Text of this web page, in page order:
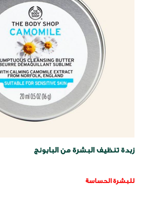
زبدة تنظيف البشرة من البابونج
للبشرة الحساسة